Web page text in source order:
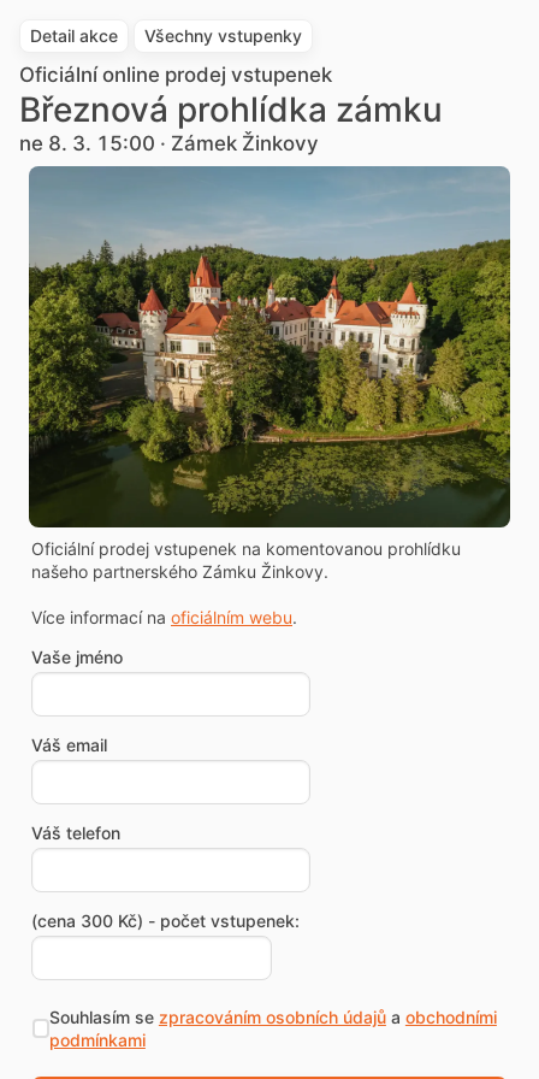
Detail akce Všechny vstupenky
Oficiální online prodej vstupenek
Březnová prohlídka zámku
ne 8. 3. 15:00 · Zámek Žinkovy
Oficiální prodej vstupenek na komentovanou prohlídku
našeho partnerského Zámku Žinkovy.
Více informací na oficiálním webu.
Vaše jméno
Váš email
Váš telefon
(cena 300 Kč) - počet vstupenek:
Souhlasím se zpracováním osobních údajůa obchodními
podmínkami